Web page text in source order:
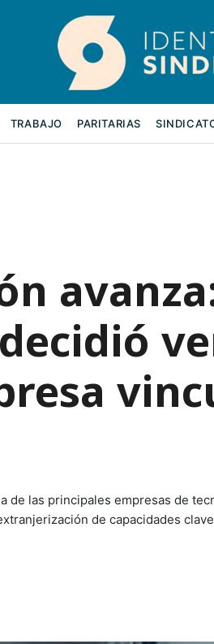
TRABAJO PARITARIAS
de las principales empresas de
de capacidades